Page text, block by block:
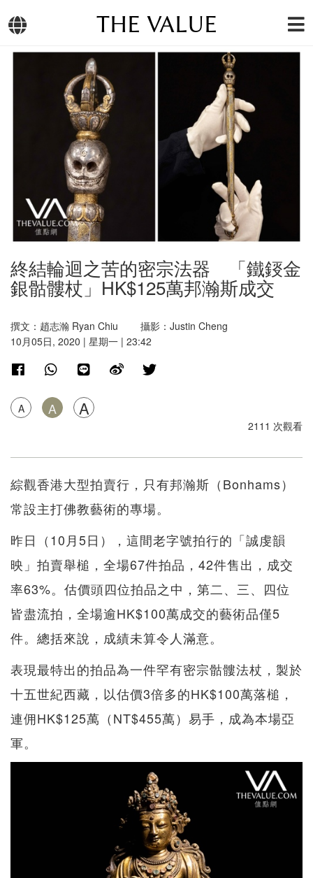
THE VALUE
終結輪迴之苦的密宗法器 「鐵鋄金
銀骷髏杖」HK$125萬邦瀚斯成交
撰文：趙志瀚 Ryan Chiu 攝影：Justin Cheng
10月05日, 2020 | 星期一 | 23:42
A A A
2111 次觀看
綜觀香港大型拍賣行，只有邦瀚斯（Bonhams）
常設主打佛教藝術的專場。
昨日（10月5日），這間老字號拍行的「誠虔韻
映」拍賣舉槌，全場67件拍品，42件售出，成交
率63%。估價頭四位拍品之中，第二、三、四位
皆盡流拍，全場逾HK$100萬成交的藝術品僅5
件。總括來說，成績未算令人滿意。
表現最特出的拍品為一件罕有密宗骷髏法杖，製於
十五世紀西藏，以估價3倍多的HK$100萬落槌，
連佣HK$125萬（NT$455萬）易手，成為本場亞
軍。